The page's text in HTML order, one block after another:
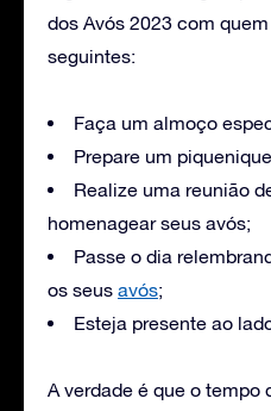
dos Avós 2023 com
seguintes:
Faça um almoço
Prepare um
Realize uma reunião
homenagear seus avós;
Passe o dia
os seus avós;
Esteja presente ao
A verdade é que o tempo